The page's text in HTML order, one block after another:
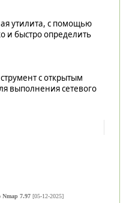
утилита, с помощью
и быстро определить
с открытым
выполнения сетевого
Nmap 7.97[05-12-2025]